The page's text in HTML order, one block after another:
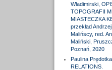
Władimirski,
TOPOGRAFII
MIASTECZKA
przekład
Malińscy, red.
Maliński,
Poznań, 2020
Paulina
RELATIONS.